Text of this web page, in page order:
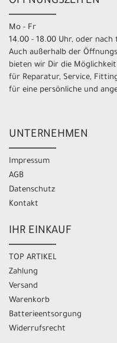
Mo - Fr
14.00 - 18.00 Uhr, oder nach
Auch außerhalb der
bieten wir Dir die
für Reparatur, Service,
für eine persönliche und
UNTERNEHMEN
Impressum
AGB
Datenschutz
Kontakt
IHR EINKAUF
TOP ARTIKEL
Zahlung
Versand
Warenkorb
Batterieentsorgung
Widerrufsrecht